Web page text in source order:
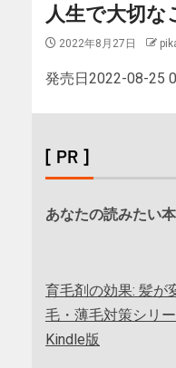
人生で大切な
2022年8月27日
発売日2022-08-25
[ PR ]
あなたの読みたい
育毛剤の効果: 髪が
毛・薄毛対策シリ
Kindle版